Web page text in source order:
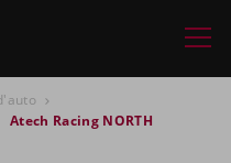
Atech Racing NORTH